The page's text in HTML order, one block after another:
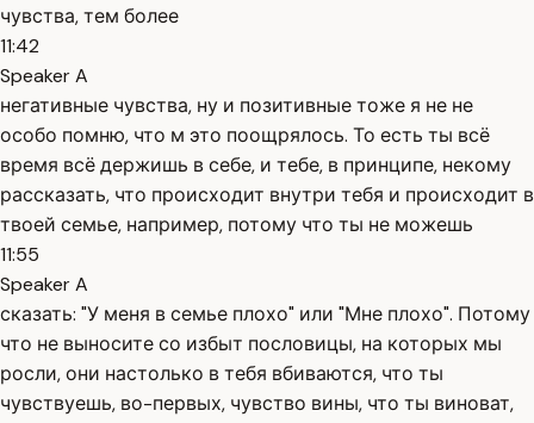
чувства, тем более
11:42
Speaker A
негативные чувства, ну и позитивные тоже я не не
особо помню, что м это поощрялось. То есть ты всё
время всё держишь в себе, и тебе, в принципе, некому
рассказать, что происходит внутри тебя и происходит в
твоей семье, например, потому что ты не можешь
11:55
Speaker A
сказать: "У меня в семье плохо" или "Мне плохо". Потому
что не выносите со избыт пословицы, на которых мы
росли, они настолько в тебя вбиваются, что ты
чувствуешь, во-первых, чувство вины, что ты виноват,